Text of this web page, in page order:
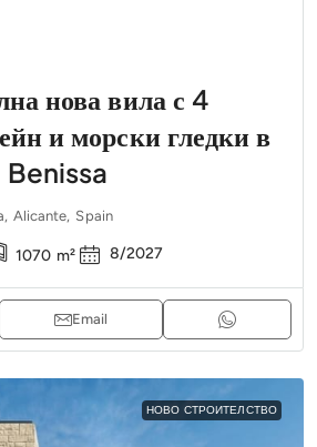
нова вила с 4
и морски гледки в
Alicante, Spain
1070 m² 8/2027
Email
НОВО СТРОИТЕЛСТВО